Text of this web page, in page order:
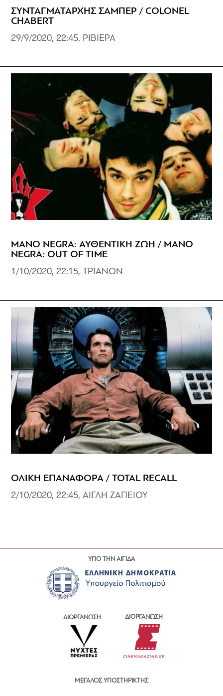
ΣΥΝΤΑΓΜΑΤΑΡΧΗΣ ΣΑΜΠΕΡ / COLONEL
CHABERT
29/9/2020, 22:45, ΡΙΒΙΕΡΑ
MANO NEGRA: ΑΥΘΕΝΤΙΚΗ ΖΩΗ / MANO
NEGRA: OUT OF TIME
1/10/2020, 22:15, ΤΡΙΑΝΟΝ
ΟΛΙΚΗ ΕΠΑΝΑΦΟΡΑ / TOTAL RECALL
2/10/2020, 22:45, ΑΙΓΛΗ ΖΑΠΕΙΟΥ
ΥΠΟ ΤΗΝ ΑΙΓΙΔΑ
ΔΙΟΡΓΑΝΩΣΗ ΔΙΟΡΓΑΝΩΣΗ
ΜΕΓΑΛΟΣ ΥΠΟΣΤΗΡΙΚΤΗΣ